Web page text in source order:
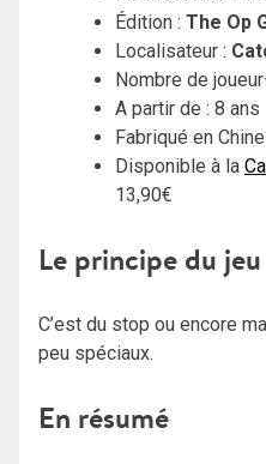
Édition : The Op
Localisateur :
Nombre de
A partir de : 8 ans
Fabriqué en
Disponible à la
13,90€
Le principe du jeu
C’est du stop ou encore
peu spéciaux.
En résumé